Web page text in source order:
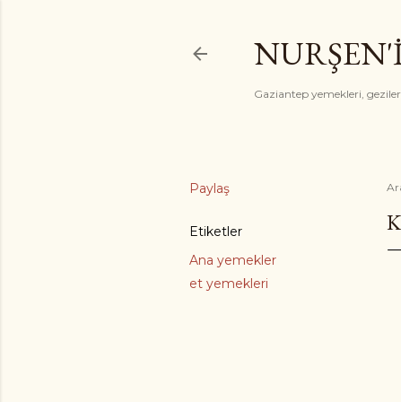
Gaziantep yemekleri,
Paylaş
Etiketler
Ana yemekler
et yemekleri